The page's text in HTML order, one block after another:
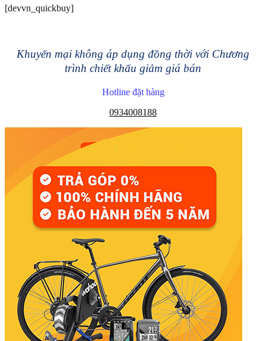
[devvn_quickbuy]
Khuyến mại không áp dụng đồng thời với Chương
trình chiết khấu giảm giá bán
Hotline đặt hàng
0934008188